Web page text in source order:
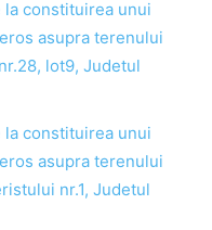
constituirea unui
asupra terenului
lot9, Judetul
constituirea unui
asupra terenului
nr.1, Judetul